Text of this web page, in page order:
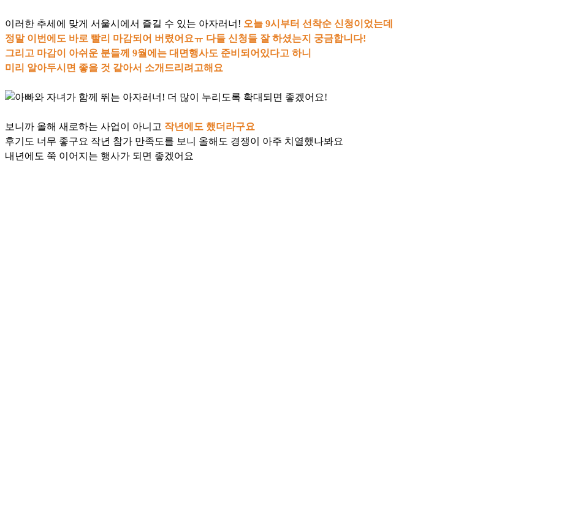
이러한 추세에 맞게 서울시에서 즐길 수 있는 아자러너! 오늘 9시부터 선착순 신청이었는데
정말 이번에도 바로 빨리 마감되어 버렸어요ㅠ 다들 신청들 잘 하셨는지 궁금합니다!
그리고 마감이 아쉬운 분들께 9월에는 대면행사도 준비되어있다고 하니
미리 알아두시면 좋을 것 같아서 소개드리려고해요
보니까 올해 새로하는 사업이 아니고 작년에도 했더라구요
후기도 너무 좋구요 작년 참가 만족도를 보니 올해도 경쟁이 아주 치열했나봐요
내년에도 쭉 이어지는 행사가 되면 좋겠어요